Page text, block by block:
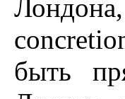
быть